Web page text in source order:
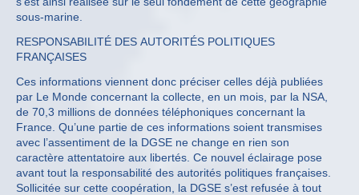
sous-marine.
RESPONSABILITÉ DES AUTORITÉS POLITIQUES
FRANÇAISES
Ces informations viennent donc préciser celles déjà publiées
par Le Monde concernant la collecte, en un mois, par la NSA,
de 70,3 millions de données téléphoniques concernant la
France. Qu’une partie de ces informations soient transmises
avec l’assentiment de la DGSE ne change en rien son
caractère attentatoire aux libertés. Ce nouvel éclairage pose
avant tout la responsabilité des autorités politiques françaises.
Sollicitée sur cette coopération, la DGSE s’est refusée à tout